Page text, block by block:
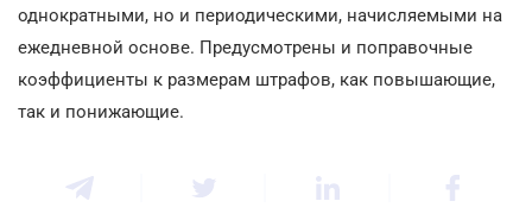
однократными, но и периодическими, начисляемыми на
ежедневной основе. Предусмотрены и поправочные
коэффициенты к размерам штрафов, как повышающие,
так и понижающие.